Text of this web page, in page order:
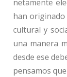
netamente
han
cultural y
una manera
desde ese
pensamos